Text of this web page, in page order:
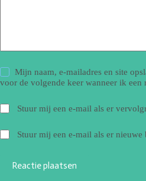
Mijn naam, e-mailadres en site
voor de volgende keer wanneer ik een
Stuur mij een e-mail als er
Stuur mij een e-mail als er nieuwe
Reactie plaatsen